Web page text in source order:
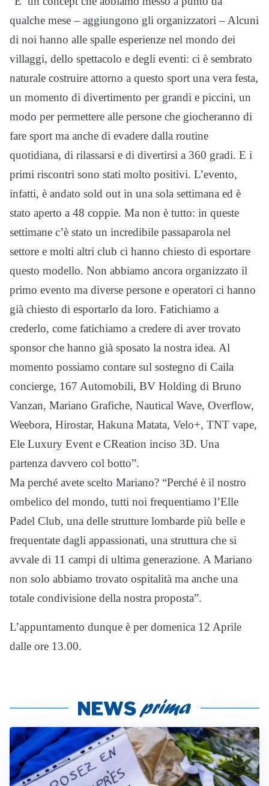
qualche mese – aggiungono gli organizzatori – Alcuni
di noi hanno alle spalle esperienze nel mondo dei
villaggi, dello spettacolo e degli eventi: ci è sembrato
naturale costruire attorno a questo sport una vera festa,
un momento di divertimento per grandi e piccini, un
modo per permettere alle persone che giocheranno di
fare sport ma anche di evadere dalla routine
quotidiana, di rilassarsi e di divertirsi a 360 gradi. E i
primi riscontri sono stati molto positivi. L’evento,
infatti, è andato sold out in una sola settimana ed è
stato aperto a 48 coppie. Ma non è tutto: in queste
settimane c’è stato un incredibile passaparola nel
settore e molti altri club ci hanno chiesto di esportare
questo modello. Non abbiamo ancora organizzato il
primo evento ma diverse persone e operatori ci hanno
già chiesto di esportarlo da loro. Fatichiamo a
crederlo, come fatichiamo a credere di aver trovato
sponsor che hanno già sposato la nostra idea. Al
momento possiamo contare sul sostegno di Caila
concierge, 167 Automobili, BV Holding di Bruno
Vanzan, Mariano Grafiche, Nautical Wave, Overflow,
Weebora, Hirostar, Hakuna Matata, Velo+, TNT vape,
Ele Luxury Event e CReation inciso 3D. Una
partenza davvero col botto”.
Ma perché avete scelto Mariano? “Perché è il nostro
ombelico del mondo, tutti noi frequentiamo l’Elle
Padel Club, una delle strutture lombarde più belle e
frequentate dagli appassionati, una struttura che si
avvale di 11 campi di ultima generazione. A Mariano
non solo abbiamo trovato ospitalità ma anche una
totale condivisione della nostra proposta”.
L’appuntamento dunque è per domenica 12 Aprile
dalle ore 13.00.